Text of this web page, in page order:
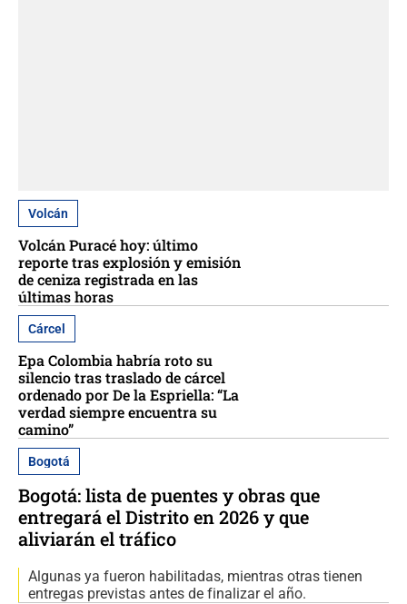
Volcán
Volcán Puracé hoy: último
reporte tras explosión y emisión
de ceniza registrada en las
últimas horas
Cárcel
Epa Colombia habría roto su
silencio tras traslado de cárcel
ordenado por De la Espriella: “La
verdad siempre encuentra su
camino”
Bogotá
Bogotá: lista de puentes y obras que
entregará el Distrito en 2026 y que
aliviarán el tráfico
Algunas ya fueron habilitadas, mientras otras tienen
entregas previstas antes de finalizar el año.